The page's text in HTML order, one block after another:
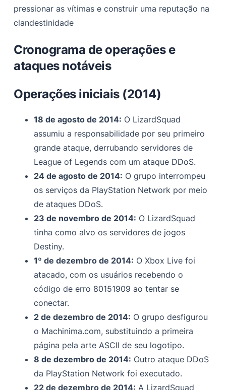
pressionar as vítimas e construir uma reputação na
clandestinidade
Cronograma de operações e
ataques notáveis
Operações iniciais (2014)
18 de agosto de 2014: O LizardSquad
assumiu a responsabilidade por seu primeiro
grande ataque, derrubando servidores de
League of Legends com um ataque DDoS.
24 de agosto de 2014: O grupo interrompeu
os serviços da PlayStation Network por meio
de ataques DDoS.
23 de novembro de 2014: O LizardSquad
tinha como alvo os servidores de jogos
Destiny.
1º de dezembro de 2014: O Xbox Live foi
atacado, com os usuários recebendo o
código de erro 80151909 ao tentar se
conectar.
2 de dezembro de 2014: O grupo desfigurou
o Machinima.com, substituindo a primeira
página pela arte ASCII de seu logotipo.
8 de dezembro de 2014: Outro ataque DDoS
da PlayStation Network foi executado.
22 de dezembro de 2014: A LizardSquad